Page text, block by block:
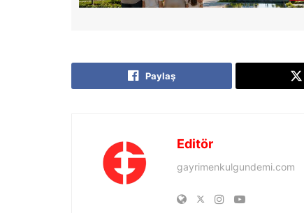
Paylaş
Editör
gayrimenkulgundemi.com